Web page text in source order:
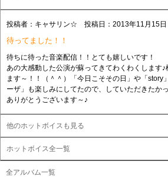
投稿者：キャサリン☆ 投稿日：2013年11月15日
待ってました！！
待ちに待った音楽配信！！とても嬉しいです！
あの大感動した公演が蘇ってきてわくわくします
ます～！！（＾＾）「今日こそその日」や「story
ーザ」も楽しみにしてたので、していただきたか
ありがとうございます～♪
他のホットボイスも見る
ホットボイス全一覧
全アルバム一覧